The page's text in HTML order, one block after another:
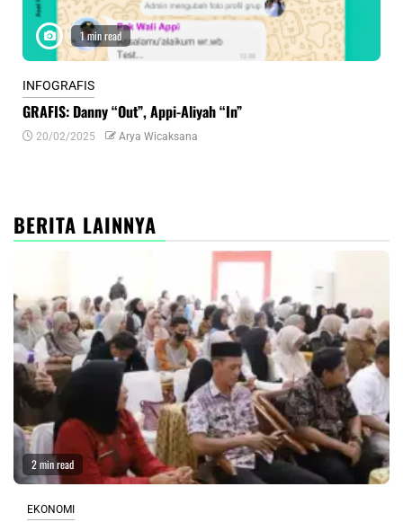
1 min read
INFOGRAFIS
GRAFIS: Danny “Out”, Appi-Aliyah “In”
20/02/2025 Arya Wicaksana
BERITA LAINNYA
2 min read
EKONOMI